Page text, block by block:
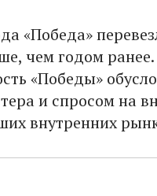
«Победа»
чем годом
«Победы»
и спросом на
внутренних